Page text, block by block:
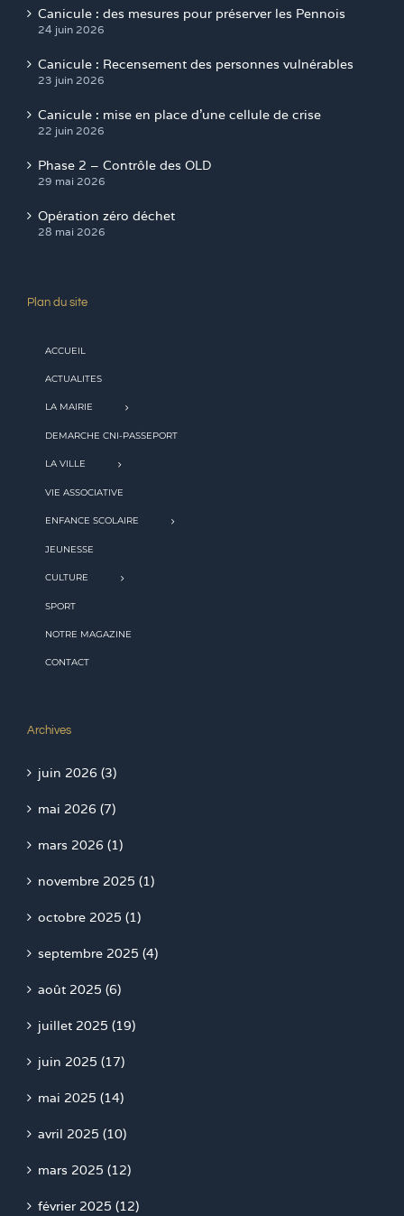
Canicule : des mesures pour préserver les Pennois
24 juin 2026
Canicule : Recensement des personnes vulnérables
23 juin 2026
Canicule : mise en place d’une cellule de crise
22 juin 2026
Phase 2 – Contrôle des OLD
29 mai 2026
Opération zéro déchet
28 mai 2026
Plan du site
ACCUEIL
ACTUALITES
LA MAIRIE
DEMARCHE CNI-PASSEPORT
LA VILLE
VIE ASSOCIATIVE
ENFANCE SCOLAIRE
JEUNESSE
CULTURE
SPORT
NOTRE MAGAZINE
CONTACT
Archives
juin 2026 (3)
mai 2026 (7)
mars 2026 (1)
novembre 2025 (1)
octobre 2025 (1)
septembre 2025 (4)
août 2025 (6)
juillet 2025 (19)
juin 2025 (17)
mai 2025 (14)
avril 2025 (10)
mars 2025 (12)
février 2025 (12)